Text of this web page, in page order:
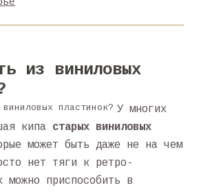
из виниловых
У многих
кипа старых виниловых
может быть даже не на чем
нет тяги к ретро-
приспособить в